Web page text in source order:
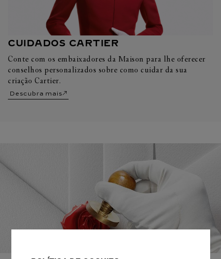
CUIDADOS CARTIER
Conte com os embaixadores da Maison para lhe oferecer
conselhos personalizados sobre como cuidar da sua
criação Cartier.
Descubra mais